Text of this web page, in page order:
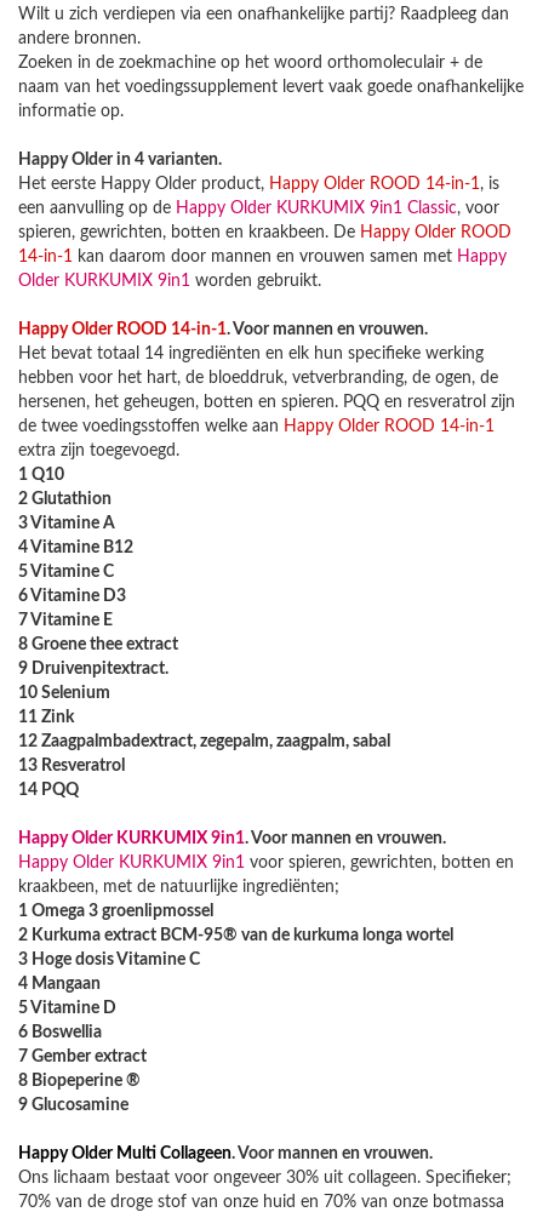
Wilt u zich verdiepen via een onafhankelijke partij? Raadpleeg dan
andere bronnen.
Zoeken in de zoekmachine op het woord orthomoleculair + de
naam van het voedingssupplement levert vaak goede onafhankelijke
informatie op.
Happy Older in 4 varianten.
Het eerste Happy Older product, Happy Older ROOD 14-in-1, is
een aanvulling op de Happy Older KURKUMIX 9in1 Classic, voor
spieren, gewrichten, botten en kraakbeen. De Happy Older ROOD
14-in-1 kan daarom door mannen en vrouwen samen met Happy
Older KURKUMIX 9in1 worden gebruikt.
Happy Older ROOD 14-in-1. Voor mannen en vrouwen.
Het bevat totaal 14 ingrediënten en elk hun specifieke werking
hebben voor het hart, de bloeddruk, vetverbranding, de ogen, de
hersenen, het geheugen, botten en spieren. PQQ en resveratrol zijn
de twee voedingsstoffen welke aan Happy Older ROOD 14-in-1
extra zijn toegevoegd.
1 Q10
2 Glutathion
3 Vitamine A
4 Vitamine B12
5 Vitamine C
6 Vitamine D3
7 Vitamine E
8 Groene thee extract
9 Druivenpitextract.
10 Selenium
11 Zink
12 Zaagpalmbadextract, zegepalm, zaagpalm, sabal
13 Resveratrol
14 PQQ
Happy Older KURKUMIX 9in1. Voor mannen en vrouwen.
Happy Older KURKUMIX 9in1 voor spieren, gewrichten, botten en
kraakbeen, met de natuurlijke ingrediënten;
1 Omega 3 groenlipmossel
2 Kurkuma extract BCM-95® van de kurkuma longa wortel
3 Hoge dosis Vitamine C
4 Mangaan
5 Vitamine D
6 Boswellia
7 Gember extract
8 Biopeperine ®
9 Glucosamine
Happy Older Multi Collageen. Voor mannen en vrouwen.
Ons lichaam bestaat voor ongeveer 30% uit collageen. Specifieker;
70% van de droge stof van onze huid en 70% van onze botmassa